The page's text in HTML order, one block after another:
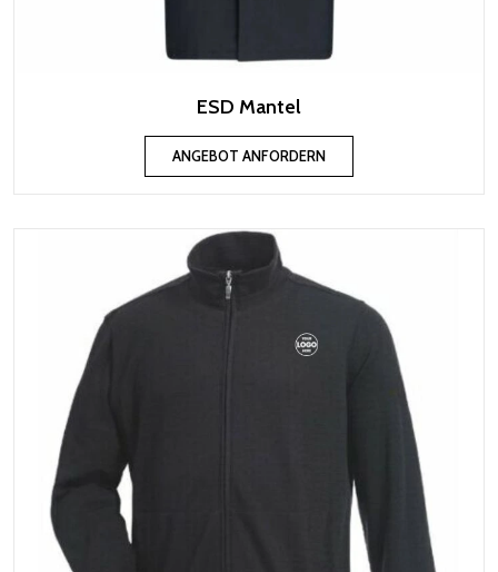
ESD Mantel
ANGEBOT ANFORDERN